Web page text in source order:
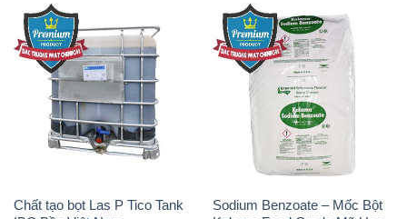
Chất tạo bọt Las P Tico Tank
IBC Bồn Việt Nam
Sodium Benzoate – Mốc Bột
Kalama Food Grade Mỹ Usa